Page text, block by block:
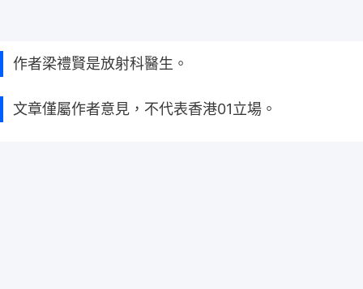
作者梁禮賢是放射科醫生。
文章僅屬作者意見，不代表香港01立場。